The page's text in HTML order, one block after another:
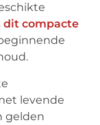
dit compacte
levende
gelden